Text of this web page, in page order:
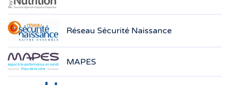
Réseau Sécurité Naissance
MAPES